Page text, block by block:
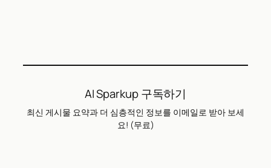
AI Sparkup 구독하기
최신 게시물 요약과 더 심층적인 정보를 이메일로 받아 보세
요! (무료)